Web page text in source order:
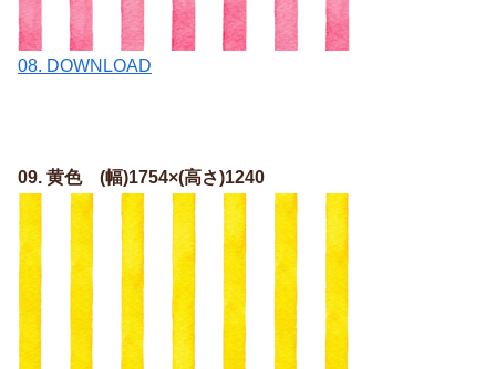
08. DOWNLOAD
09. 黄色 (幅)1754×(高さ)1240